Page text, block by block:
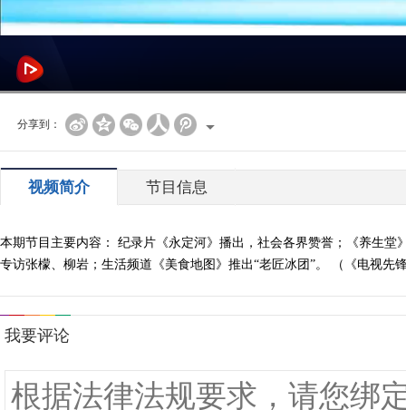
分享到：
视频简介 节目信息
本期节目主要内容： 纪录片《永定河》播出，社会各界赞誉；《养生堂
专访张檬、柳岩；生活频道《美食地图》推出“老匠冰团”。 （《电视先